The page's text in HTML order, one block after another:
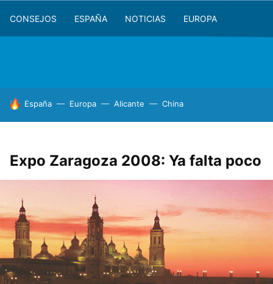
CONSEJOS ESPAÑA NOTICIAS EUROPA
HOY SE HABLA DE
España Europa Alicante China
Expo Zaragoza 2008: Ya falta poco